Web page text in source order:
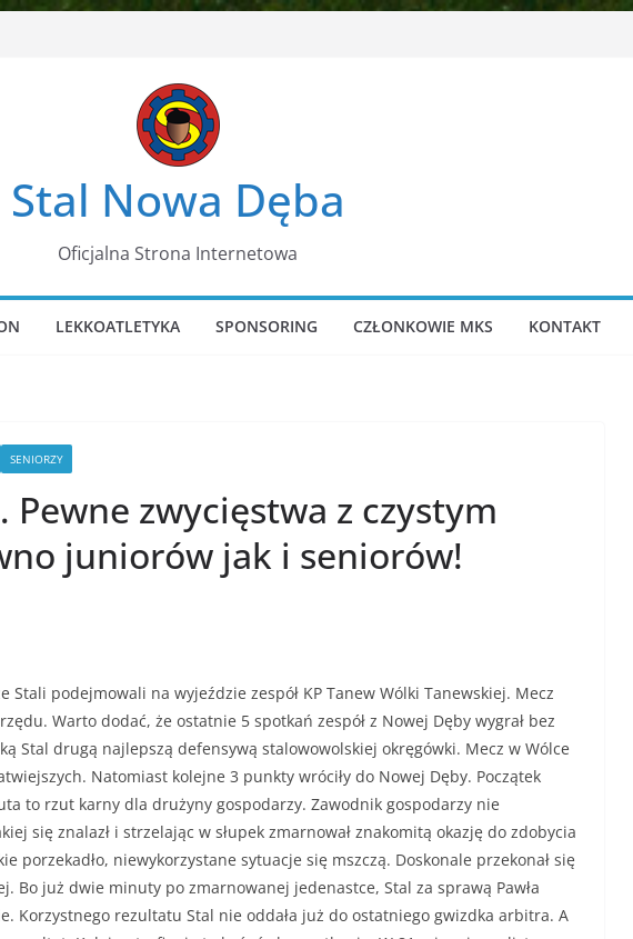
Stal Nowa Dęba
Oficjalna Strona Internetowa
LEKKOATLETYKA SPONSORING CZŁONKOWIE MKS KONTAKT
SENIORZY
zwycięstwa z czystym
juniorów jak i seniorów!
Stali podejmowali na wyjeździe zespół KP Tanew Wólki Tanewskiej. Mecz
Warto dodać, że ostatnie 5 spotkań zespół z Nowej Dęby wygrał bez
Stal drugą najlepszą defensywą stalowowolskiej okręgówki. Mecz w Wólce
Natomiast kolejne 3 punkty wróciły do Nowej Dęby. Początek
to rzut karny dla drużyny gospodarzy. Zawodnik gospodarzy nie
się znalazł i strzelając w słupek zmarnował znakomitą okazję do zdobycia
porzekadło, niewykorzystane sytuacje się mszczą. Doskonale przekonał się
Bo już dwie minuty po zmarnowanej jedenastce, Stal za sprawą Pawła
Korzystnego rezultatu Stal nie oddała już do ostatniego gwizdka arbitra. A